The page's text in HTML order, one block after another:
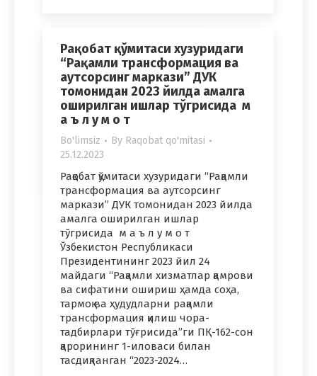
Рақобат қўмитаси хузуридаги
“Рақамли трансформация ва
аутсорсинг маркази” ДУК
томонидан 2023 йилда амалга
оширилган ишлар тўгрисида м
а ъ л у м о т
Bo'limsiz By Raqobat qo'mitasi
25.12.2023
Рақобат қўмитаси хузуридаги “Рақамли
трансформация ва аутсорсинг
маркази” ДУК томонидан 2023 йилда
амалга оширилган ишлар
тўгрисида м а ъ л у м о т
Ўзбекистон Республикаси
Президентининг 2023 йил 24
майдаги “Рақамли хизматлар қамрови
ва сифатини ошириш ҳамда соҳа,
тармоқ ва ҳудудларни рақамли
трансформация қилиш чора-
тадбирлари тўғрисида”ги ПҚ-162-сон
қарорининг 1-иловаси билан
тасдиқланган “2023-2024…